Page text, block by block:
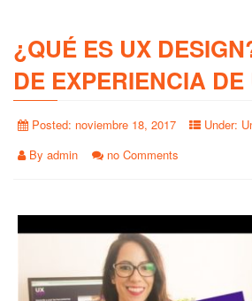
¿QUÉ ES UX
DE EXPERIENCIA
Posted: noviembre 18, 2017 Under:
By admin no Comments